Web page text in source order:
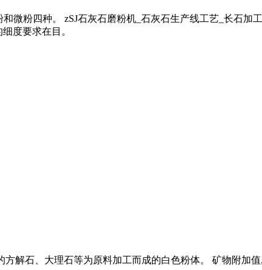
微粉四种。 zSJ石灰石磨粉机_石灰石生产线工艺_长石加
度要求在目。
解石、大理石等为原料加工而成的白色粉体。 矿物附加